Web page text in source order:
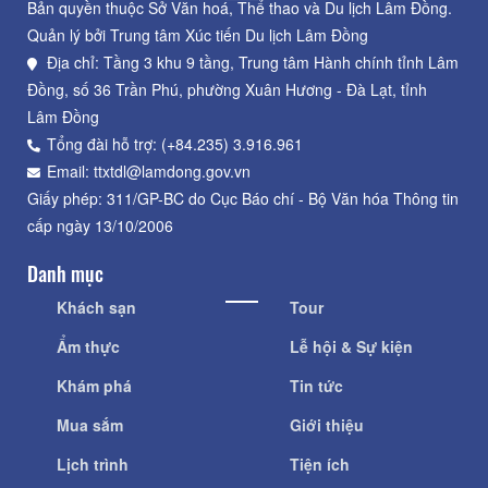
Bản quyền thuộc Sở Văn hoá, Thể thao và Du lịch Lâm Đồng.
Quản lý bởi Trung tâm Xúc tiến Du lịch Lâm Đồng
Địa chỉ: Tầng 3 khu 9 tầng, Trung tâm Hành chính tỉnh Lâm
Đồng, số 36 Trần Phú, phường Xuân Hương - Đà Lạt, tỉnh
Lâm Đồng
Tổng đài hỗ trợ: (+84.235) 3.916.961
Email: ttxtdl@lamdong.gov.vn
Giấy phép: 311/GP-BC do Cục Báo chí - Bộ Văn hóa Thông tin
cấp ngày 13/10/2006
Danh mục
Khách sạn
Ẩm thực
Khám phá
Mua sắm
Lịch trình
Tour
Lễ hội & Sự kiện
Tin tức
Giới thiệu
Tiện ích